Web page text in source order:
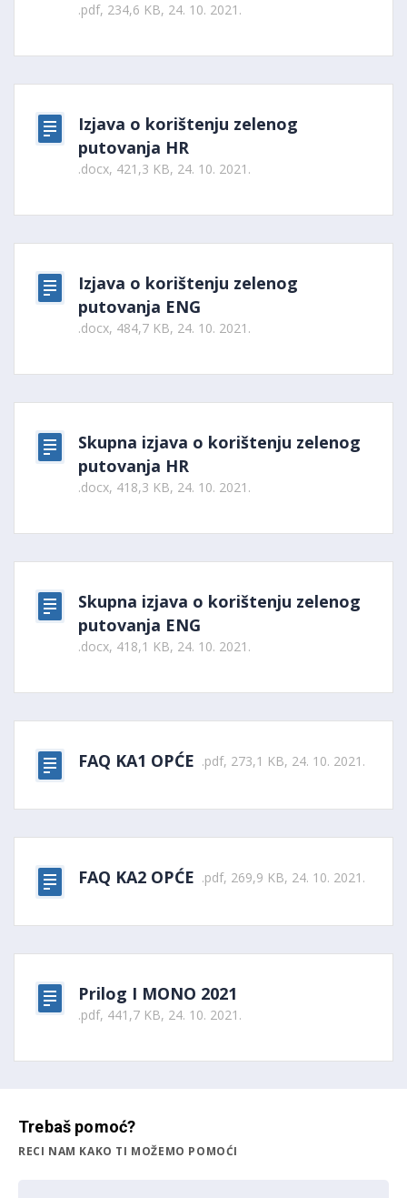
.pdf, 234,6 KB, 24. 10. 2021.
Izjava o korištenju zelenog
putovanja HR
.docx, 421,3 KB, 24. 10. 2021.
Izjava o korištenju zelenog
putovanja ENG
.docx, 484,7 KB, 24. 10. 2021.
Skupna izjava o korištenju zelenog
putovanja HR
.docx, 418,3 KB, 24. 10. 2021.
Skupna izjava o korištenju zelenog
putovanja ENG
.docx, 418,1 KB, 24. 10. 2021.
FAQ KA1 OPĆE .pdf, 273,1 KB, 24. 10. 2021.
FAQ KA2 OPĆE .pdf, 269,9 KB, 24. 10. 2021.
Prilog I MONO 2021
.pdf, 441,7 KB, 24. 10. 2021.
Trebaš pomoć?
RECI NAM KAKO TI MOŽEMO POMOĆI